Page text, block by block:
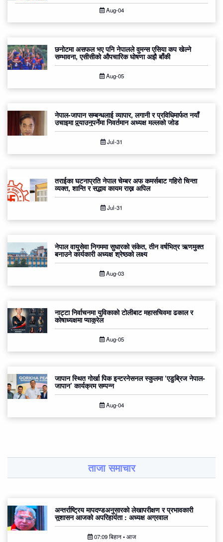
Aug-04
छनोटमा असफल भए पनि नेपालले वुमन्स एसिया कप खेल्ने
सम्भावना, एसीसीको औपचारिक घोषणा अझै बाँकी
Aug-05
नेपाल-जापान सम्बन्धलाई व्यापार, लगानी र प्रविधिमार्फत नयाँ
उचाइमा पुर्‍याउनुपर्नेमा निवर्तमान अध्यक्ष मल्लको जोड
Jul-31
तराईका घटनाप्रति नेपाल चेम्बर अफ कमर्सबाट गहिरो चिन्ता
व्यक्त, शान्ति र सद्भाव कायम राख्न अपिल
Jul-31
नेपाल वायुसेवा निगममा सुधारको संकेत, तीन वर्षभित्र ऋणमुक्त
बनाउने कार्यकारी अध्यक्ष श्रेष्ठको लक्ष्य
Aug-03
नाट्टा निर्वाचनमा युविकाको टोलीबाट महासचिवमा ढकाल र
कोषाध्यक्षमा प्याकुरेल
Aug-05
जापान स्थित गोर्खा पिक इन्टरनेसनल स्कुलमा ‘एडुब्रिज नेपाल-
जापान’ कार्यक्रम सम्पन्न
Aug-04
ताजा समाचार
अन्तर्राष्ट्रिय मापदण्डअनुसारको लेखापरीक्षण र प्रभावकारी
सुशासन आजको अपरिहार्यता : अध्यक्ष अग्रवाल
07:09 बिहान • आज